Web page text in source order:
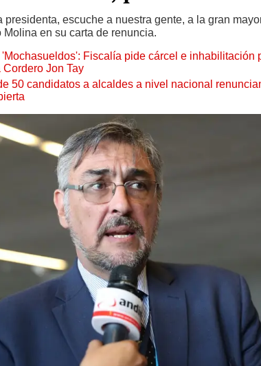
presidenta, escuche a nuestra gente, a la gran
Molina en su carta de renuncia.
Fiscalía pide cárcel e inhabilitación
Cordero Jon Tay
50 candidatos a alcaldes a nivel nacional